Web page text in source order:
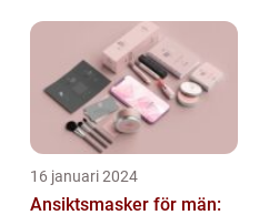
näring åt hud...
16 januari 2024
Ansiktsmasker för män: